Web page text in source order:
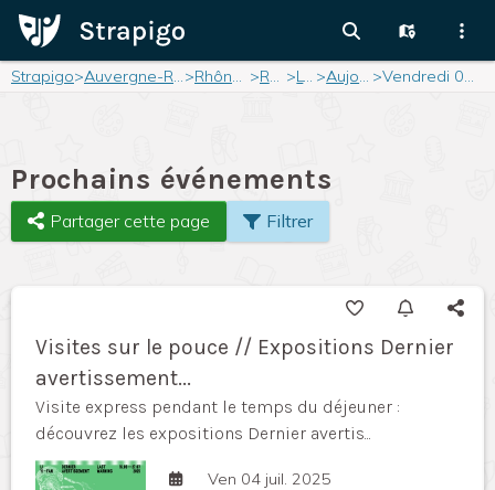
Strapigo> Auvergne-Rhône-Alpes> Rhône-Alpes > Rhône > Lyon > Aujourd'hui > Vendredi 04 juillet 2025
Prochains événements
Partager cette page Filtrer
Visites sur le pouce // Expositions Dernier
avertissement...
Visite express pendant le temps du déjeuner :
découvrez les expositions Dernier avertis...
Ven 04 juil. 2025